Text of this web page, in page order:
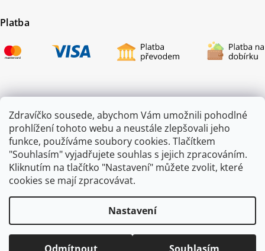
Zdravíčko sousede, abychom Vám umožnili pohodlné
prohlížení tohoto webu a neustále zlepšovali jeho
funkce, používáme soubory cookies. Tlačítkem
"Souhlasím" vyjadřujete souhlas s jejich zpracováním.
Kliknutím na tlačítko "Nastavení" můžete zvolit, které
cookies se mají zpracovávat.
Nastavení
Platba
Certifikace
Copyright 2026ZAHRADA JEŽEK. Všechna práva vyhrazena.